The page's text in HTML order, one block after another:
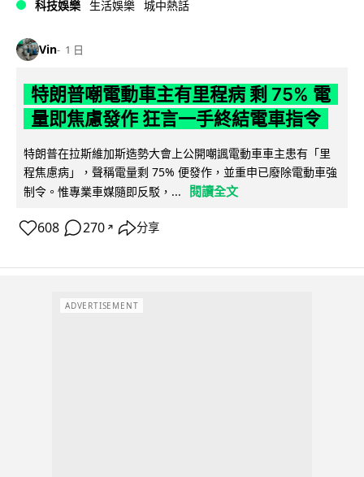
科技娛樂 生活娛樂 城中熱話
Vin 1 日
特朗普嘲電動車主有里程病 剩 75% 電
量即焦慮發作 狂言一手終結電車指令
特朗普在拉斯維加斯造勢大會上公開嘲諷電動車車主患有「里
程焦慮病」，聲稱電量剩 75% 便發作，並重申已廢除電動車強
制令。惟專業車媒隨即反駁，...
閱讀全文
608 270 ↗ 分享
ADVERTISEMENT